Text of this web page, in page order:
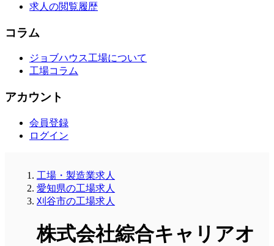
求人の閲覧履歴
コラム
ジョブハウス工場について
工場コラム
アカウント
会員登録
ログイン
工場・製造業求人
愛知県の工場求人
刈谷市の工場求人
株式会社綜合キャリアオ